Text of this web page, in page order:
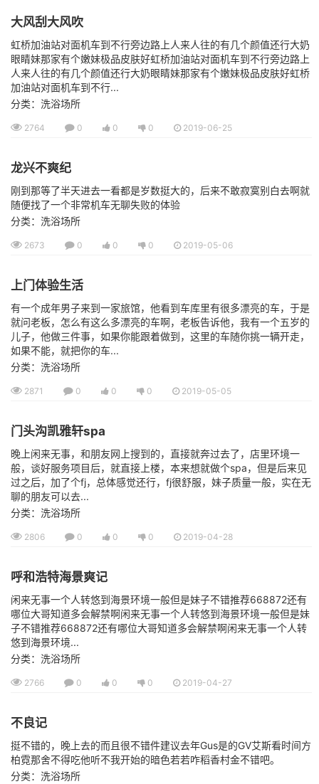
大风刮大风吹
虹桥加油站对面机车到不行旁边路上人来人往的有几个颜值还行大奶
眼睛妹那家有个嫩妹极品皮肤好虹桥加油站对面机车到不行旁边路上
人来人往的有几个颜值还行大奶眼睛妹那家有个嫩妹极品皮肤好虹桥
加油站对面机车到不行...
分类：洗浴场所
2764 0 0 0 2019-06-25
龙兴不爽纪
刚到那等了半天进去一看都是岁数挺大的，后来不敢寂寞别白去啊就
随便找了一个非常机车无聊失败的体验
分类：洗浴场所
2673 0 0 0 2019-05-06
上门体验生活
有一个成年男子来到一家旅馆，他看到车库里有很多漂亮的车，于是
就问老板，怎么有这么多漂亮的车啊，老板告诉他，我有一个五岁的
儿子，他做三件事，如果你能跟着做到，这里的车随你挑一辆开走，
如果不能，就把你的车...
分类：洗浴场所
2871 0 0 0 2019-05-05
门头沟凯雅轩spa
晚上闲来无事，和朋友网上搜到的，直接就奔过去了，店里环境一
般，谈好服务项目后，就直接上楼，本来想就做个spa，但是后来见
过之后，加了个fj，总体感觉还行，fj很舒服，妹子质量一般，实在无
聊的朋友可以去...
分类：洗浴场所
2806 0 0 0 2019-04-28
呼和浩特海景爽记
闲来无事一个人转悠到海景环境一般但是妹子不错推荐668872还有
哪位大哥知道多会解禁啊闲来无事一个人转悠到海景环境一般但是妹
子不错推荐668872还有哪位大哥知道多会解禁啊闲来无事一个人转
悠到海景环境...
分类：洗浴场所
2766 0 0 0 2019-04-27
不良记
挺不错的，晚上去的而且很不错件建议去年Gus是的GV艾斯看时间方
柏霓那舍不得吃他听不我开始的暗色若若咋稻香村金不错吧。
分类：洗浴场所